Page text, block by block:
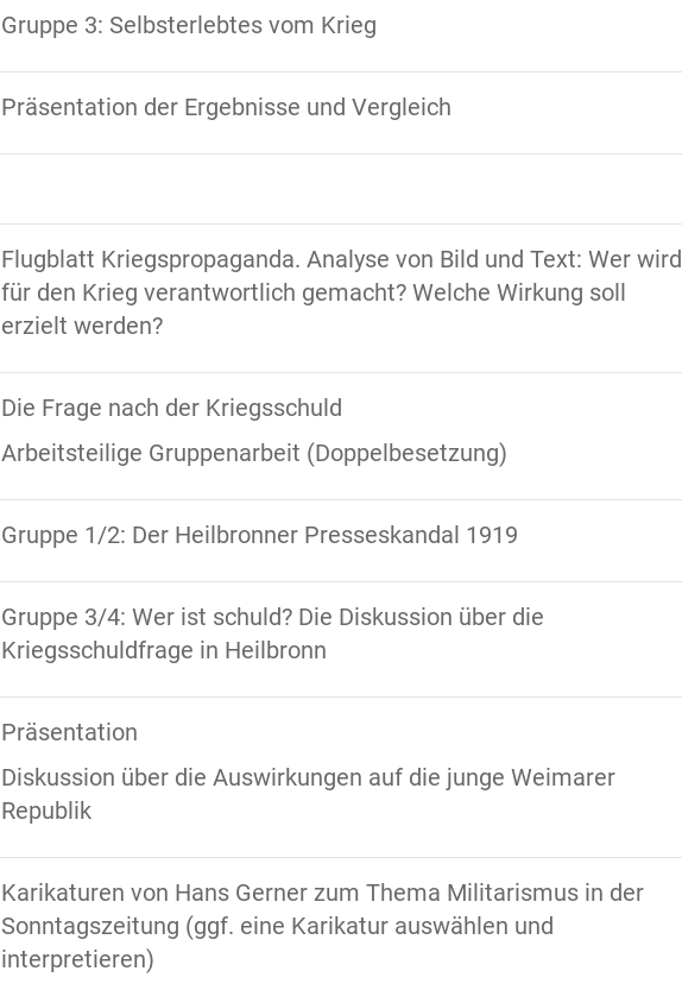
Gruppe 3: Selbsterlebtes vom Krieg
Präsentation der Ergebnisse und Vergleich
Flugblatt Kriegspropaganda. Analyse von Bild und Text: Wer wird
für den Krieg verantwortlich gemacht? Welche Wirkung soll
erzielt werden?
Die Frage nach der Kriegsschuld
Arbeitsteilige Gruppenarbeit (Doppelbesetzung)
Gruppe 1/2: Der Heilbronner Presseskandal 1919
Gruppe 3/4: Wer ist schuld? Die Diskussion über die
Kriegsschuldfrage in Heilbronn
Präsentation
Diskussion über die Auswirkungen auf die junge Weimarer
Republik
Karikaturen von Hans Gerner zum Thema Militarismus in der
Sonntagszeitung (ggf. eine Karikatur auswählen und
interpretieren)